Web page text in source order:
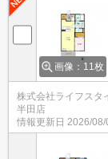
画像：11枚
株式会社ライフスタ
半田店
情報更新日 2026/08/